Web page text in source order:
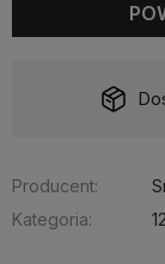
Producent:
Kategoria: